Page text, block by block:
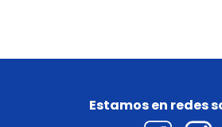
Estamos en redes